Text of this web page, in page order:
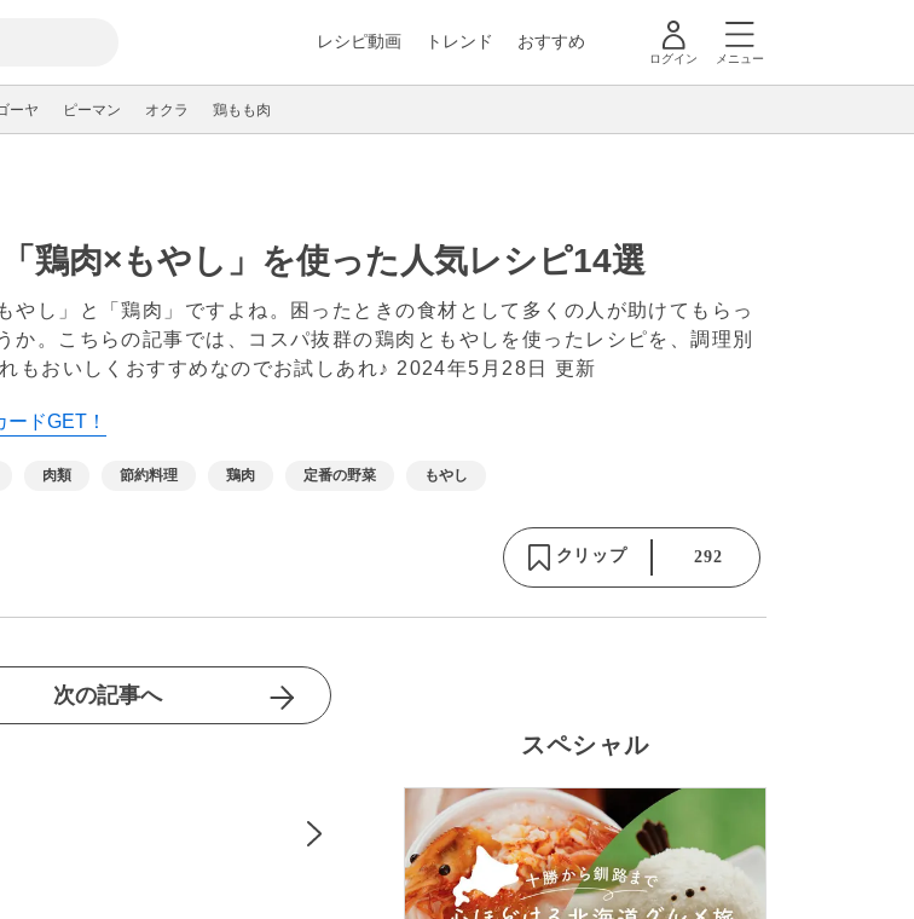
レシピ動画 トレンド おすすめ
ログイン メニュー
ーヤ ピーマン オクラ 鶏もも肉
鶏肉×もやし」を使った人気レシピ14選
やし」と「鶏肉」ですよね。困ったときの食材として多くの人が助けてもらっ
か。こちらの記事では、コスパ抜群の鶏肉ともやしを使ったレシピを、調理別
もおいしくおすすめなのでお試しあれ♪ 2024年5月28日 更新
ドGET！
肉類 節約料理 鶏肉 定番の野菜 もやし
クリップ 292
次の記事へ
スペシャル